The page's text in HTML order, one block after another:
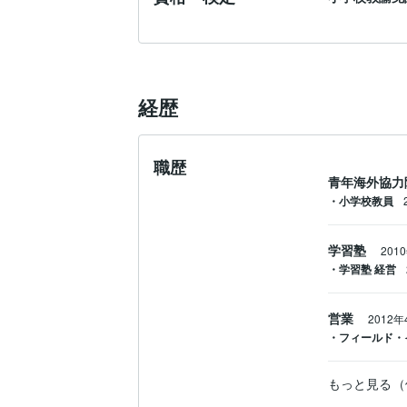
経歴
職歴
青年海外協
・小学校教員
学習塾
・学習塾 経営
営業 2012年
・フィールド
もっと見る